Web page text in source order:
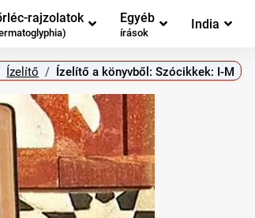
rajzolatok Egyéb
írások
India
Ízelítő Ízelítő a könyvből: Szócikkek: I-M